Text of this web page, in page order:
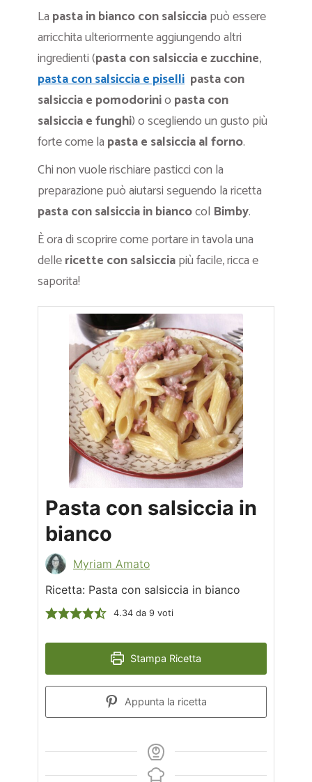
La pasta in bianco con salsicciapuò essere
arricchita ulteriormente aggiungendo altri
ingredienti (pasta con salsiccia e zucchine,
pasta con salsiccia e piselli pasta con
salsiccia e pomodorinio pasta con
salsiccia e funghi) o scegliendo un gusto più
forte come la pasta e salsiccia al forno.
Chi non vuole rischiare pasticci con la
preparazione può aiutarsi seguendo la ricetta
pasta con salsiccia in biancocol Bimby.
È ora di scoprire come portare in tavola una
dellericette con salsicciapiù facile, ricca e
saporita!
Pasta con salsiccia in
bianco
Myriam Amato
Ricetta: Pasta con salsiccia in bianco
4.34da 9 voti
Stampa Ricetta
Appunta la ricetta